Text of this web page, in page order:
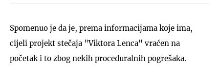
Spomenuo je da je, prema informacijama koje ima,
cijeli projekt stečaja "Viktora Lenca" vraćen na
početak i to zbog nekih proceduralnih pogrešaka.